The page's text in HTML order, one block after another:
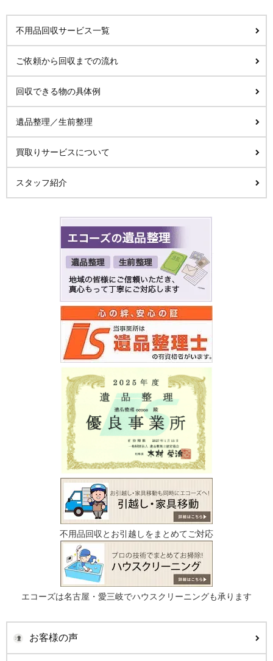
不用品回収サービス一覧
ご依頼から回収までの流れ
回収できる物の具体例
遺品整理／生前整理
買取りサービスについて
スタッフ紹介
不用品回収とお引越しをまとめてご対応
エコーズは名古屋・愛三岐でハウスクリーニングも承ります
お客様の声